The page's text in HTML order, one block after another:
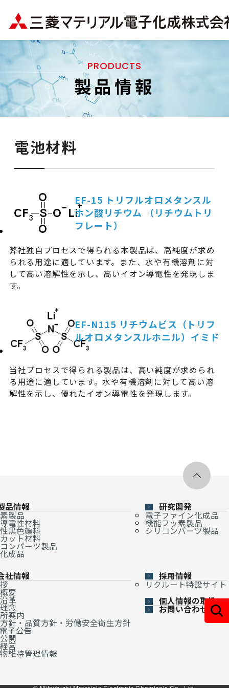
PRODUCTS
製品情報
電池材料
EF-15 トリフルオロメタンスル
ホン酸リチウム （リチウムトリ
フレート）
弊社独自プロセスで得られる本製品は、高純度が求め
られる用途に適しています。また、水や有機溶剤に対
して高い溶解性を示し、高いイオン導電性を発現しま
す。
EF-N115 リチウムビス（トリフ
ルオロメタンスルホニル）イミド
当社プロセスで得られる製品は、高い純度が求められ
る用途に適しています。水や有機溶剤に対して高い溶
解性を示し、優れたイオン導電性を発現します。
品情報
製品
電性材料
黒色顔料
ット材料
ンパーツ製品
成品
研究開発
電子ファイン化成品
機能フッ素製品
シリコンパーツ製品
社情報
要
革
念
案内
針・品質方針・労働安全衛生方針
子公告
開
営
維持管理情報
採用情報
リクルート特設サイト
個人情報の取扱い
お問い合わせ